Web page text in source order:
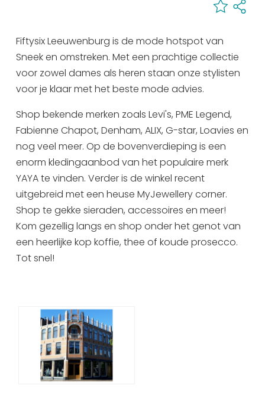
Veel bezochte pagina's:
Top 10 leuke dingen
Uitgaan in Sneek
Overnachten in Sneek
Citygame Escapegame Sneek
Webcams
De leukste routes
Winkelen in Sneek
Bootverhuur
Fiftysix Leeuwenburg is de mode hotspot van
Sneek en omstreken. Met een prachtige collectie
voor zowel dames als heren staan onze stylisten
voor je klaar met het beste mode advies.
Shop bekende merken zoals Levi's, PME Legend,
Fabienne Chapot, Denham, ALIX, G-star, Loavies en
nog veel meer. Op de bovenverdieping is een
enorm kledingaanbod van het populaire merk
YAYA te vinden. Verder is de winkel recent
uitgebreid met een heuse MyJewellery corner.
Shop te gekke sieraden, accessoires en meer!
Kom gezellig langs en shop onder het genot van
een heerlijke kop koffie, thee of koude prosecco.
Tot snel!